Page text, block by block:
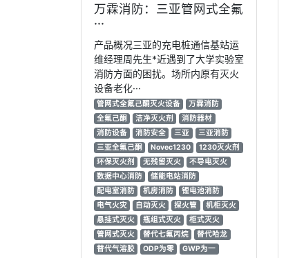
万霖消防：三亚管网式全氟
···
产品概况三亚的充电桩通信基站运
维经理周先生*近遇到了大学实验室
消防方面的困扰。场所内原有灭火
设备老化···
管网式全氟己酮灭火设备
万霖消防
全氟己酮
洁净灭火剂
消防器材
消防设备
消防安全 三亚
三亚消防
三亚全氟己酮
Novec1230
1230灭火剂
环保灭火剂
无残留灭火
不导电灭火
数据中心消防
储能电站消防
配电室消防
机房消防
锂电池消防
电气火灾
自动灭火 探火管
机柜灭火
悬挂式灭火
瓶组式灭火
柜式灭火
管网式灭火
替代七氟丙烷
替代哈龙
替代气溶胶
ODP为零
GWP为一